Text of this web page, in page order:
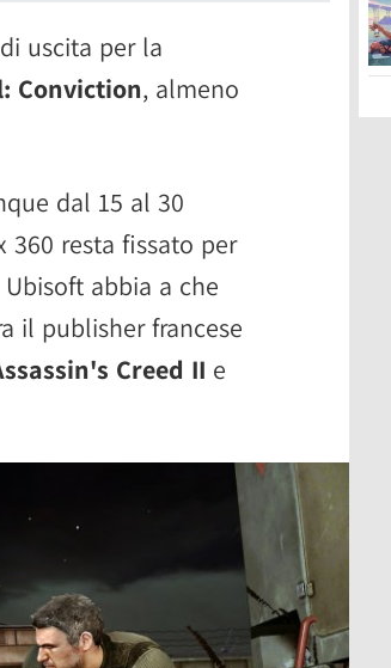
uscita per la
Conviction, almeno
dal 15 al 30
resta fissato per
abbia a che
il publisher francese
Creed II e